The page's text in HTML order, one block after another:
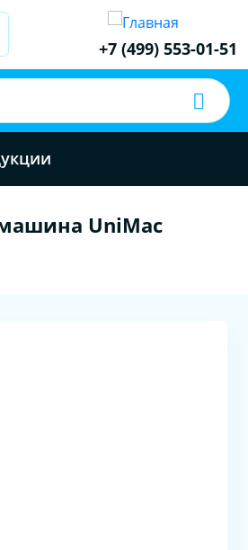
+7 (499) 553-01-51
UniMac